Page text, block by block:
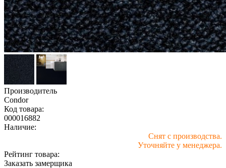
Производитель
Condor
Код товара:
000016882
Наличие:
Снят с производства.
Уточняйте у менеджера.
Рейтинг товара:
Заказать замерщика